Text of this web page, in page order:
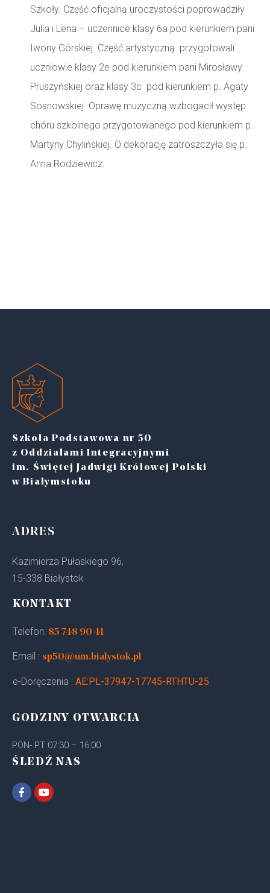
Szkoły. Część oficjalną uroczystości poprowadziły
Julia i Lena – uczennice klasy 6a pod kierunkiem pani
Iwony Górskiej. Część artystyczną przygotowali
uczniowie klasy 2e pod kierunkiem pani Mirosławy
Pruszyńskiej oraz klasy 3c pod kierunkiem p. Agaty
Sosnowskiej. Oprawę muzyczną wzbogacił występ
chóru szkolnego przygotowanego pod kierunkiem p.
Martyny Chylińskiej. O dekorację zatroszczyła się p.
Anna Rodziewicz.
Szkoła Podstawowa nr 50
z Oddziałami Integracyjnymi
im. Świętej Jadwigi Królowej Polski
w Białymstoku
ADRES
Kazimierza Pułaskiego 96,
15-338 Białystok
KONTAKT
Telefon: 85 748 90 41
Email : sp50@um.bialystok.pl
e-Doręczenia : AE:PL-37947-17745-RTHTU-25
GODZINY OTWARCIA
PON- PT 07:30 – 16:00
ŚLEDŹ NAS